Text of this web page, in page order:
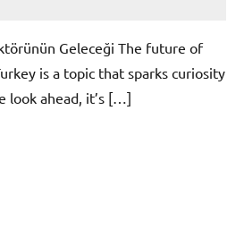
Geleceği The future of
is a topic that sparks curiosity
look ahead, it’s […]